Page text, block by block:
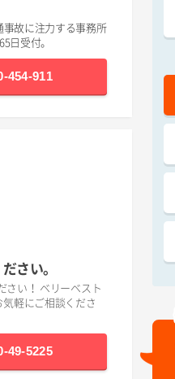
事故に注力する事務所
日受付。
454-911
さい。
さい！ ベリーベスト
軽にご相談くださ
49-5225